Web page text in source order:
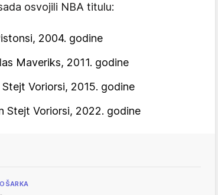
osvojili NBA titulu:
2004. godine
Maveriks, 2011. godine
Voriorsi, 2015. godine
Stejt Voriorsi, 2022. godine